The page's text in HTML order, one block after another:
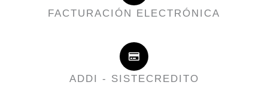
FACTURACIÓN ELECTRÓNICA
ADDI - SISTECREDITO